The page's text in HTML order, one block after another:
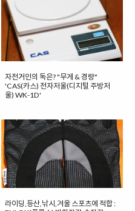
자전거인의 독은? "무게 & 경량"
'CAS(카스) 전자저울(디지털 주방저
울) WK-1D'
라이딩,등산,낚시,겨울 스포츠에 적합 :